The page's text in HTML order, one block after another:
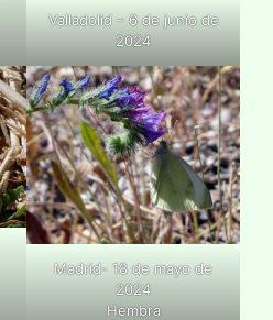
Valladolid – 6 de junio de
2024
Madrid- 18 de mayo de
2024
Hembra